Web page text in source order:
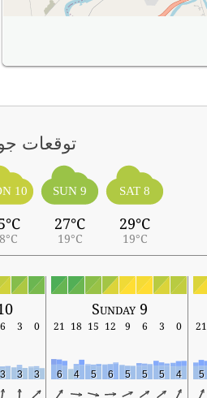
توقعات
SAT 8
29°C
19°C
SUN 9
27°C
19°C
10
Sunday 9
21
0
3
6
9
12
15
18
21
0
3
6
5
4
5
5
5
6
5
4
6
3
3
3